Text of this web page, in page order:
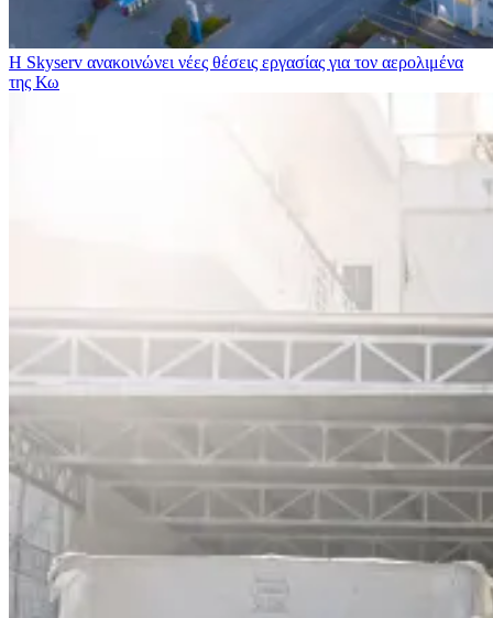
Η Skyserv ανακοινώνει νέες θέσεις εργασίας για τον αερολιμένα
της Κω